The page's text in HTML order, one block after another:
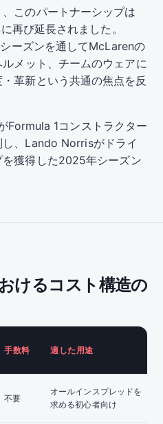
このパートナーシップは
再び延長されました。
ーズンを通してMcLarenの
メット、チームのウェアに
革新という共通の焦点を反
Formula 1コンストラクター
、Lando Norrisがドライ
獲得した2025年シーズン
けるコスト構造の
手数料 適した用途
不要
オールインスプレッドを
求める初心者向け